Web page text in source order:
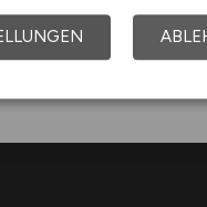
mit Z